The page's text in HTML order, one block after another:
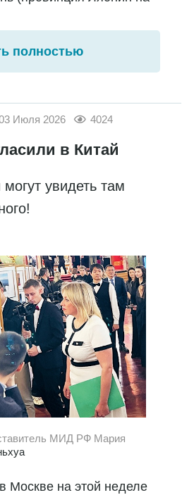
полностью
Июля 2026 4024
в Китай
увидеть там
МИД РФ Мария
Москве на этой неделе